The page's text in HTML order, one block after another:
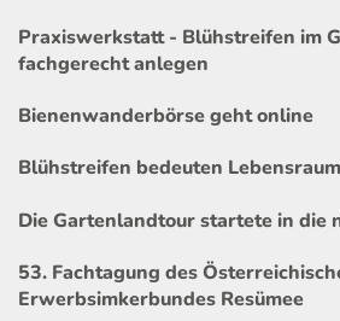
Praxiswerkstatt - Blühstreifen im
fachgerecht anlegen
Bienenwanderbörse geht online
Blühstreifen bedeuten
Die Gartenlandtour startete in die
53. Fachtagung des
Erwerbsimkerbundes Resümee